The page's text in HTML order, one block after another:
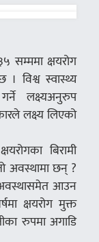
सम्ममा क्षयरोग
विश्व स्वास्थ्य
लक्ष्यअनुरुप
लक्ष्य लिएको
बिरामी
अवस्थामा छन् ?
आउन
क्षयरोग मुक्त
रुपमा अगाडि